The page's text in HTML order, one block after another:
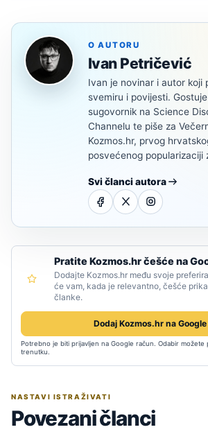
O AUTORU
Ivan Petričević
Ivan je novinar i autor koji
svemiru i povijesti.
sugovornik na Science
Channelu te piše za
Kozmos.hr, prvog
posvećenog popularizaciji
Svi članci autora
Pratite Kozmos.hr češće na
Dodajte Kozmos.hr među svoje
će vam, kada je relevantno, češće
članke.
Dodaj Kozmos.hr na Google
Potrebno je biti prijavljen na Google račun. Odabir možete
trenutku.
NASTAVI ISTRAŽIVATI
Povezani članci